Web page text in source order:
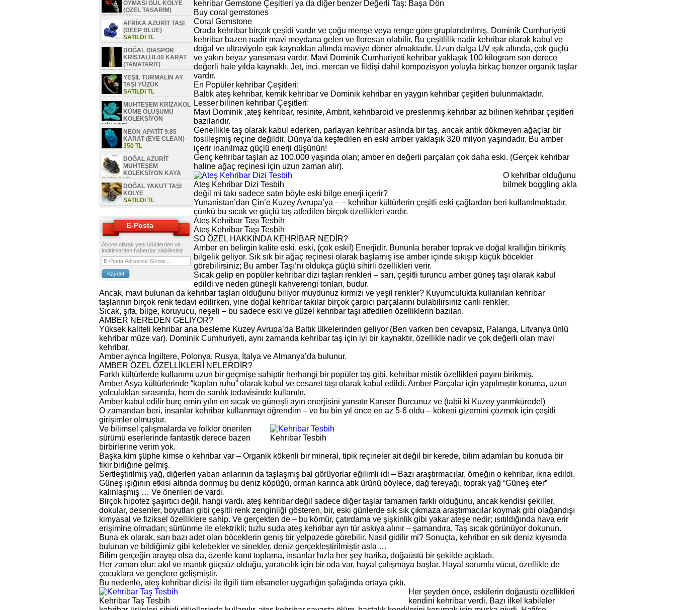
OYMASI GÜL KOLYE
(ÖZEL TASARIM)
SATILDI TL
AFRİKA AZURİT TAŞI
(DEEP BLUE)
SATILDI TL
DOĞAL DİASPOR
KRİSTALİ 8.40 KARAT
(TANATARİT)
SATILDI TL
YEŞİL TURMALİN AY
TAŞI YÜZÜK
SATILDI TL
MUHTEŞEM KRİZAKOL
KÜME OLUŞUMU
KOLEKSİYON
MİNAREL
SATILDI TLNEON APATİT 9.85
KARAT (EYE CLEAN)
350 TL
DOĞAL AZURİT
MUHTEŞEM
KOLEKSİYON KAYA
SATILDI TL
DOĞAL YAKUT TAŞI
KOLYE
SATILDI TL
E-Posta
Abone olarak yeni ürünlerden ve
indirimlerden haberdar olabilirsiniz.
kehribar Gemstone Çeşitleri ya da diğer benzer Değerli Taş: Başa Dön
Buy coral gemstones
Coral Gemstone
Orada kehribar birçok çeşidi vardır ve çoğu menşe veya renge göre gruplandırılmış. Dominik Cumhuriyeti
kehribar bazen nadir mavi meydana gelen ve floresan olabilir. Bu çeşitlilik nadir kehribar olarak kabul ve
doğal ve ultraviyole ışık kaynakları altında maviye döner almaktadır. Uzun dalga UV ışık altında, çok güçlü
ve yakın beyaz yansıması vardır. Mavi Dominik Cumhuriyeti kehribar yaklaşık 100 kilogram son derece
değerli hale yılda kaynaklı. Jet, inci, mercan ve fildişi dahil kompozisyon yoluyla birkaç benzer organik taşlar
vardır.
En Popüler kehribar Çeşitleri:
Baltık ateş kehribar, kemik kehribar ve Dominik kehribar en yaygın kehribar çeşitleri bulunmaktadır.
Lesser bilinen kehribar Çeşitleri:
Mavi Dominik ,ateş kehribar, resinite, Ambrit, kehribaroid ve preslenmiş kehribar az bilinen kehribar çeşitleri
bazılarıdır.
Genellikle taş olarak kabul ederken, parlayan kehribar aslında bir taş, ancak antik dökmeyen ağaçlar bir
fosilleşmiş reçine değildir. Dünya’da keşfedilen en eski amber yaklaşık 320 milyon yaşındadır. Bu amber
içerir inanılmaz güçlü enerji düşünün!
Genç kehribar taşları az 100.000 yaşında olan; amber en değerli parçaları çok daha eski. (Gerçek kehribar
haline ağaç reçinesi için uzun zaman alır).
Ateş Kehribar Dizi Tesbih
O kehribar olduğunu
bilmek boggling akla
değil mi takı sadece satın böyle eski bilge enerji içerir?
Yunanistan’dan Çin’e Kuzey Avrupa’ya – – kehribar kültürlerin çeşitli eski çağlardan beri kullanılmaktadır,
çünkü bu sıcak ve güçlü taş atfedilen birçok özellikleri vardır.
Ateş Kehribar Taşı Tesbih
Ateş Kehribar Taşı Tesbih
SO ÖZEL HAKKINDA KEHRİBAR NEDİR?
Amber en belirgin kalite eski, eski, (çok eski!) Enerjidir. Bununla beraber toprak ve doğal krallığın birikmiş
bilgelik geliyor. Sık sık bir ağaç reçinesi olarak başlamış ise amber içinde sıkışıp küçük böcekler
görebilirsiniz; Bu amber Taşı’nı oldukça güçlü sihirli özellikleri verir.
Sıcak gelip en popüler kehribar dizi taşları renkleri – sarı, çeşitli turuncu amber güneş taşı olarak kabul
edildi ve neden güneşli kahverengi tonları, budur.
Ancak, mavi bulunan da kehribar taşları olduğunu biliyor muydunuz kırmızı ve yeşil renkler? Kuyumculukta kullanılan kehribar
taşlarının birçok renk tedavi edilirken, yine doğal kehribar takılar birçok çarpıcı parçalarını bulabilirsiniz canlı renkler.
Sıcak, şifa, bilge, koruyucu, neşeli – bu sadece eski ve güzel kehribar taşı atfedilen özelliklerin bazıları.
AMBER NEREDEN GELİYOR?
Yüksek kaliteli kehribar ana besleme Kuzey Avrupa’da Baltık ülkelerinden geliyor (Ben varken ben cevapsız, Palanga, Litvanya ünlü
kehribar müze var). Dominik Cumhuriyeti, aynı zamanda kehribar taş için iyi bir kaynaktır, özellikle nadir ve çok değerli olan mavi
kehribar.
Amber ayrıca İngiltere, Polonya, Rusya, İtalya ve Almanya’da bulunur.
AMBER ÖZEL ÖZELLİKLERİ NELERDİR?
Farklı kültürlerde kullanımı uzun bir geçmişe sahiptir herhangi bir popüler taş gibi, kehribar mistik özellikleri payını birikmiş.
Amber Asya kültürlerinde “kaplan ruhu” olarak kabul ve cesaret taşı olarak kabul edildi. Amber Parçalar için yapılmıştır koruma, uzun
yolculukları sırasında, hem de sarılık tedavisinde kullanılır.
Amber kabul edilir burç emin yılın en sıcak ve güneşli ayın enerjisini yansıtır Kanser Burcunuz ve (tabii ki Kuzey yarımkürede!)
O zamandan beri, insanlar kehribar kullanmayı öğrendim – ve bu bin yıl önce en az 5-6 oldu – kökeni gizemini çözmek için çeşitli
girişimler olmuştur.
Kehribar Tesbih
Ve bilimsel çalışmalarda ve folklor önerilen
sürümü eserlerinde fantastik derece bazen
birbirlerine verim yok.
Başka kim şüphe kimse o kehribar var – Organik kökenli bir mineral, tipik reçineler ait değil bir kerede, bilim adamları bu konuda bir
fikir birliğine gelmiş.
Sertleştirilmiş yağ, diğerleri yaban arılarının da taşlaşmış bal görüyorlar eğilimli idi – Bazı araştırmacılar, örneğin o kehribar, ikna edildi.
Güneş ışığının etkisi altında donmuş bu deniz köpüğü, orman karınca atık ürünü böylece, dağ tereyağı, toprak yağ “Güneş eter”
kalınlaşmış … Ve önerileri de vardı.
Birçok hipotez şaşırtıcı değil, hangi vardı. ateş kehribar değil sadece diğer taşlar tamamen farklı olduğunu, ancak kendisi şekiller,
dokular, desenler, boyutları gibi çeşitli renk zenginliği gösteren, bir, eski günlerde sık sık çıkmaza araştırmacılar koymak gibi olağandışı
kimyasal ve fiziksel özelliklere sahip. Ve gerçekten de – bu kömür, çatırdama ve şişkinlik gibi yakar ateşe nedir; ısıtıldığında hava erir
erişimine olmadan; sürtünme ile elektrikli; tuzlu suda ateş kehribar ayrı tür askıya alınır – şamandıra. Taş sıcak görünüyor dokunun.
Buna ek olarak, sarı bazı adet olan böceklerin geniş bir yelpazede görebilir. Nasıl gidilir mi? Sonuçta, kehribar en sık deniz kıyısında
bulunan ve bildiğimiz gibi kelebekler ve sinekler, deniz gerçekleştirilmiştir asla …
Bilim gerçeğin arayışı olsa da, özenle kanıt toplama, insanlar hızla her şey harika, doğaüstü bir şekilde açıkladı.
Her zaman olur: akıl ve mantık güçsüz olduğu, yaratıcılık için bir oda var, hayal çalışmaya başlar. Hayal sorumlu vücut, özellikle de
çocuklara ve gençlere gelişmiştir.
Bu nedenle, ateş kehribar dizisi ile ilgili tüm efsaneler uygarlığın şafağında ortaya çıktı.
Kehribar Taş Tesbih
Her şeyden önce, eskilerin doğaüstü özellikleri
kendini kehribar verdi. Bazı ilkel kabileler